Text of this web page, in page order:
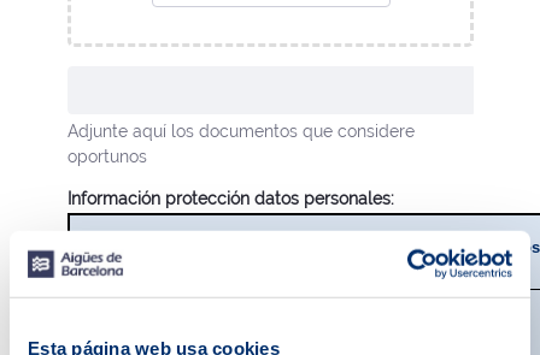
Esta página web usa cookies
Adjunte aquí los documentos que considere
oportunos
Información protección datos personales:
Información básica sobre protección de